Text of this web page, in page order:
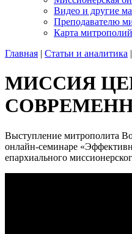
Видео и другие
Преподавателю
Карта митрополий
Главная | Статьи и аналитика |
МИССИЯ
Выступление митрополита
онлайн-семинаре
епархиального